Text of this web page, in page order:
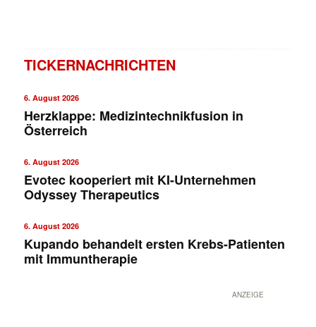
TICKERNACHRICHTEN
6. August 2026
Herzklappe: Medizintechnikfusion in
Österreich
6. August 2026
Evotec kooperiert mit KI-Unternehmen
Odyssey Therapeutics
6. August 2026
Kupando behandelt ersten Krebs-Patienten
mit Immuntherapie
ANZEIGE